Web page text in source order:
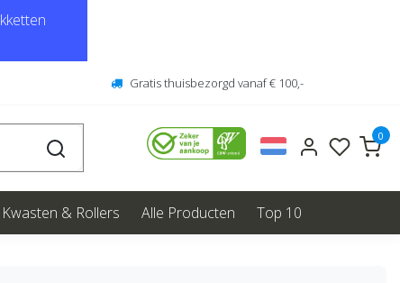
Gratis thuisbezorgd vanaf € 100,-
0
Kwasten & Rollers Alle Producten Top 10